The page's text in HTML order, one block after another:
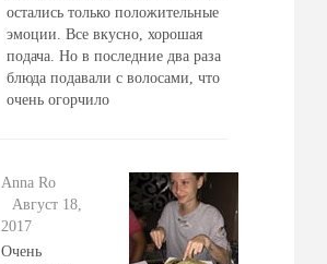
остались только положительные
эмоции. Все вкусно, хорошая
подача. Но в последние два раза
блюда подавали с волосами, что
очень огорчило
Anna Ro
Август 18,
2017
Очень